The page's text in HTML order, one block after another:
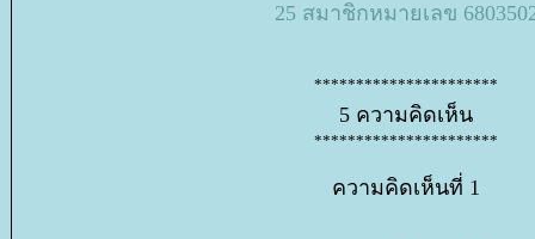
25 สมาชิกหมายเลข
**********************
5 ความคิดเห็น
**********************
ความคิดเห็นที่ 1